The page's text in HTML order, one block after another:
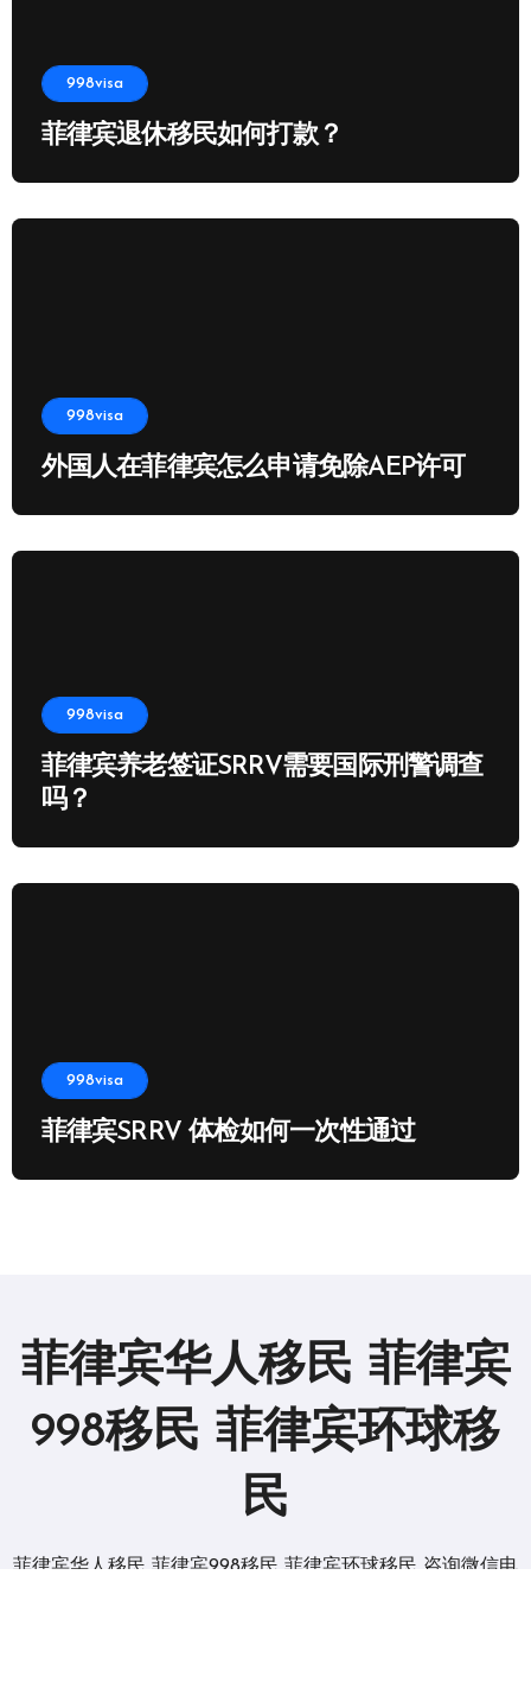
998visa
菲律宾退休移民如何打款？
998visa
外国人在菲律宾怎么申请免除AEP许可
998visa
菲律宾养老签证SRRV需要国际刑警调查
吗？
998visa
菲律宾SRRV 体检如何一次性通过
菲律宾华人移民 菲律宾
998移民 菲律宾环球移
民
菲律宾华人移民 菲律宾998移民 菲律宾环球移民 咨询微信电